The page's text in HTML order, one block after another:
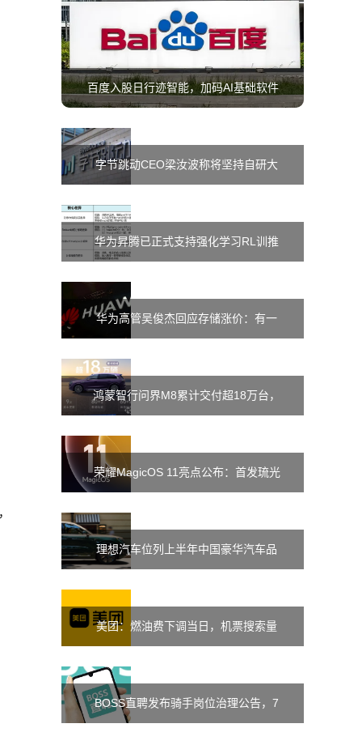
百度入股日行迹智能，加码AI基础软件
字节跳动CEO梁汝波称将坚持自研大
华为昇腾已正式支持强化学习RL训推
一致性，测试实现Logdiff为0
华为高管吴俊杰回应存储涨价：有一
鸿蒙智行问界M8累计交付超18万台，
将迎来华为鸿蒙座舱升级
荣耀MagicOS 11亮点公布：首发琉光
理想汽车位列上半年中国豪华汽车品
牌销量第一，小米高管送上祝贺
美团：燃油费下调当日，机票搜索量
同比涨42%，京沪航线最热
BOSS直聘发布骑手岗位治理公告，7